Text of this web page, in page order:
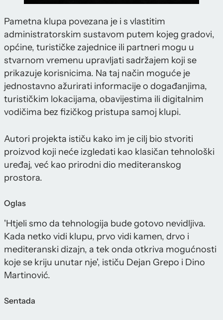
Pametna klupa povezana je i s vlastitim
administratorskim sustavom putem kojeg gradovi,
općine, turističke zajednice ili partneri mogu u
stvarnom vremenu upravljati sadržajem koji se
prikazuje korisnicima. Na taj način moguće je
jednostavno ažurirati informacije o događanjima,
turističkim lokacijama, obavijestima ili digitalnim
vodičima bez fizičkog pristupa samoj klupi.
Autori projekta ističu kako im je cilj bio stvoriti
proizvod koji neće izgledati kao klasičan tehnološki
uređaj, već kao prirodni dio mediteranskog
prostora.
Oglas
'Htjeli smo da tehnologija bude gotovo nevidljiva.
Kada netko vidi klupu, prvo vidi kamen, drvo i
mediteranski dizajn, a tek onda otkriva mogućnosti
koje se kriju unutar nje', ističu Dejan Grepo i Dino
Martinović.
Sentada